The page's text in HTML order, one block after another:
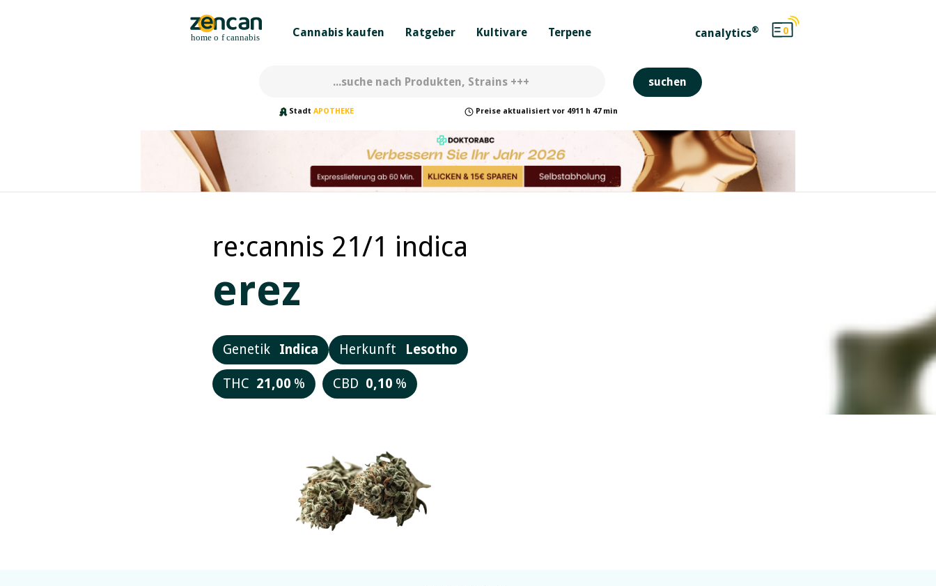
Cannabis kaufen Ratgeber Kultivare Terpene canalytics® 0
Stadt APOTHEKE Preise aktualisiert vor 4911 h 47 min
re:cannis 21/1 indica
erez
Genetik Indica Herkunft Lesotho
THC 21,00 % CBD 0,10 %